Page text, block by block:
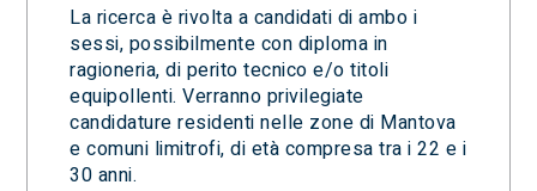
La ricerca è rivolta a candidati di ambo i
sessi, possibilmente con diploma in
ragioneria, di perito tecnico e/o titoli
equipollenti. Verranno privilegiate
candidature residenti nelle zone di Mantova
e comuni limitrofi, di età compresa tra i 22 e i
30 anni.